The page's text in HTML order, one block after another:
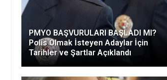
PMYO BAŞVURULARI BAŞLADI MI?
Polis Olmak İsteyen Adaylar İçin
Tarihler ve Şartlar Açıklandı